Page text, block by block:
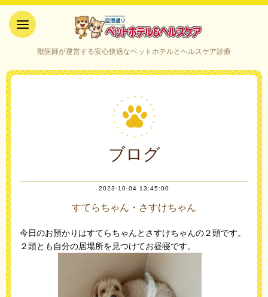
ケア｜山口県宇部市
獣医師が運営する安心快適なペットホテルとヘルスケア診療
ブログ
2023-10-04 13:45:00
すてらちゃん・さすけちゃん
今日のお預かりはすてらちゃんとさすけちゃんの２頭です。
２頭とも自分の居場所を見つけてお昼寝です。